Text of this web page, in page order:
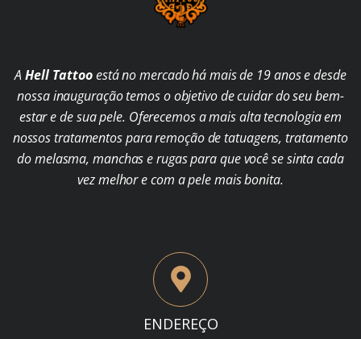
AHell Tattooestá no mercado há mais de 19 anos e desde
nossa inauguração temos o objetivo de cuidar do seu bem-
estar e de sua pele. Oferecemos a mais alta tecnologia em
nossos tratamentos para remoção de tatuagens, tratamento
do melasma, manchas e rugas para que você se sinta cada
vez melhor e com a pele mais bonita.
ENDEREÇO